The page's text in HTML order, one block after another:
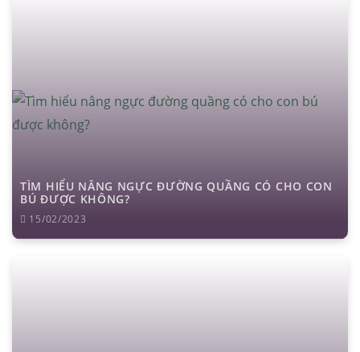
TÌM HIỂU NÂNG NGỰC ĐƯỜNG QUẦNG CÓ CHO CON
BÚ ĐƯỢC KHÔNG?
15/02/2023